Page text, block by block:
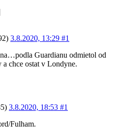
3.8.2020, 13:29 #1
Guardianu odmietol od
chce ostat v Londyne.
3.8.2020, 18:53 #1
Fulham.